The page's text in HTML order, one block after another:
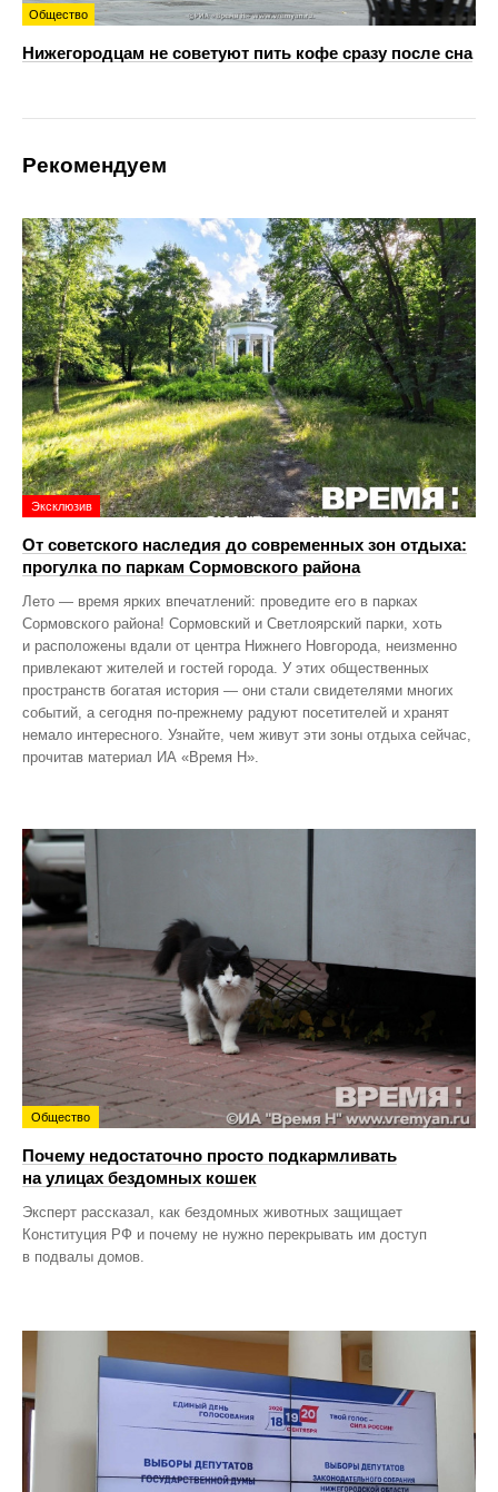
Общество
Нижегородцам не советуют пить кофе сразу после сна
Рекомендуем
Эксклюзив
От советского наследия до современных зон отдыха:
прогулка по паркам Сормовского района
Лето — время ярких впечатлений: проведите его в парках
Сормовского района! Сормовский и Светлоярский парки, хоть
и расположены вдали от центра Нижнего Новгорода, неизменно
привлекают жителей и гостей города. У этих общественных
пространств богатая история — они стали свидетелями многих
событий, а сегодня по‑прежнему радуют посетителей и хранят
немало интересного. Узнайте, чем живут эти зоны отдыха сейчас,
прочитав материал ИА «Время Н».
Общество
Почему недостаточно просто подкармливать
на улицах бездомных кошек
Эксперт рассказал, как бездомных животных защищает
Конституция РФ и почему не нужно перекрывать им доступ
в подвалы домов.